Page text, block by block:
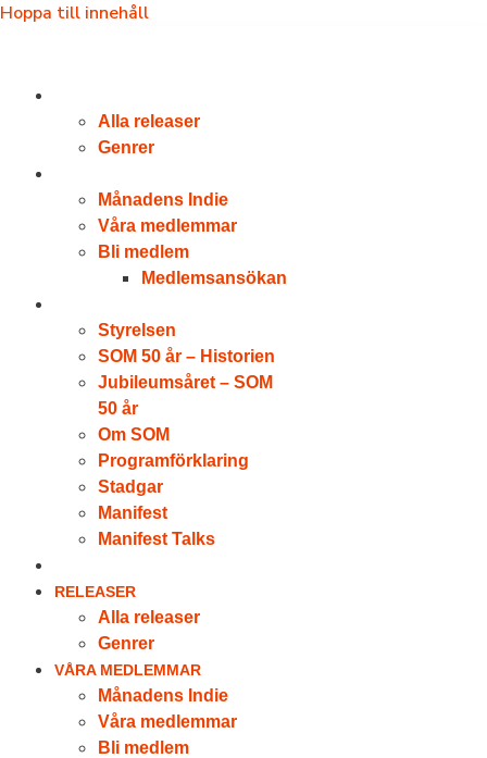
Hoppa till innehåll
Alla releaser
Genrer
Månadens Indie
Våra medlemmar
Bli medlem
Medlemsansökan
Styrelsen
SOM 50 år – Historien
Jubileumsåret – SOM
50 år
Om SOM
Programförklaring
Stadgar
Manifest
Manifest Talks
RELEASER
Alla releaser
Genrer
VÅRA MEDLEMMAR
Månadens Indie
Våra medlemmar
Bli medlem